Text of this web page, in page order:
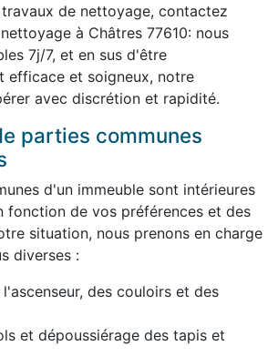
de nettoyage, contactez
à Châtres 77610: nous
7j/7, et en sus d'être
efficace et soigneux, notre
avec discrétion et rapidité.
parties communes
d'un immeuble sont intérieures
fonction de vos préférences et des
situation, nous prenons en charge
diverses :
des couloirs et des
et dépoussiérage des tapis et